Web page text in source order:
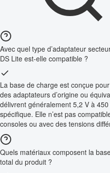
Avec quel type d’adaptateur
DS Lite est-elle compatible ?
La base de charge est conçue
des adaptateurs d’origine ou
délivrent généralement 5,2 V à
spécifique. Elle n’est pas
consoles ou avec des tensions
Quels matériaux composent la
total du produit ?